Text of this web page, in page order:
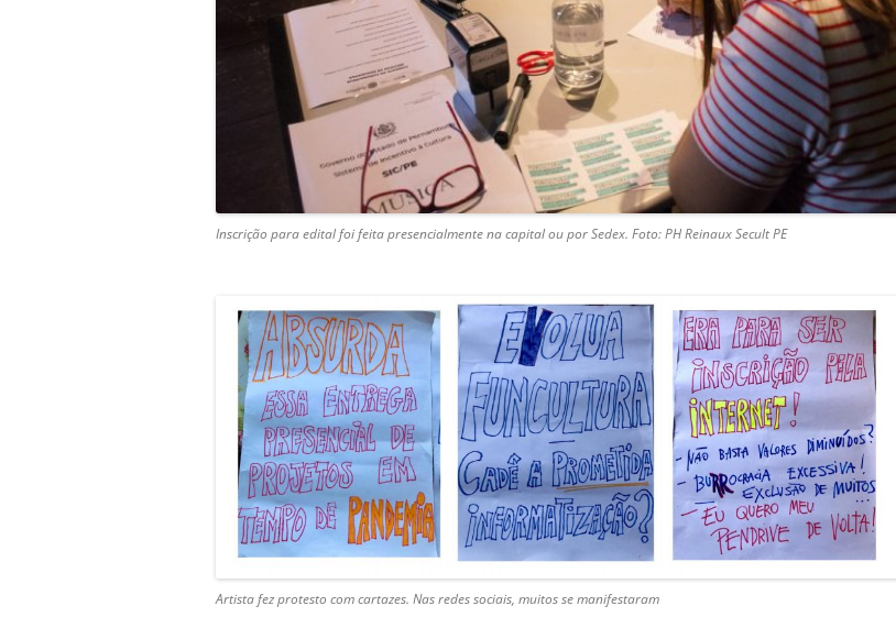
Inscrição para edital foi feita presencialmente na capital ou por Sedex. Foto: PH Reinaux Secult PE
Artista fez protesto com cartazes. Nas redes sociais, muitos se manifestaram